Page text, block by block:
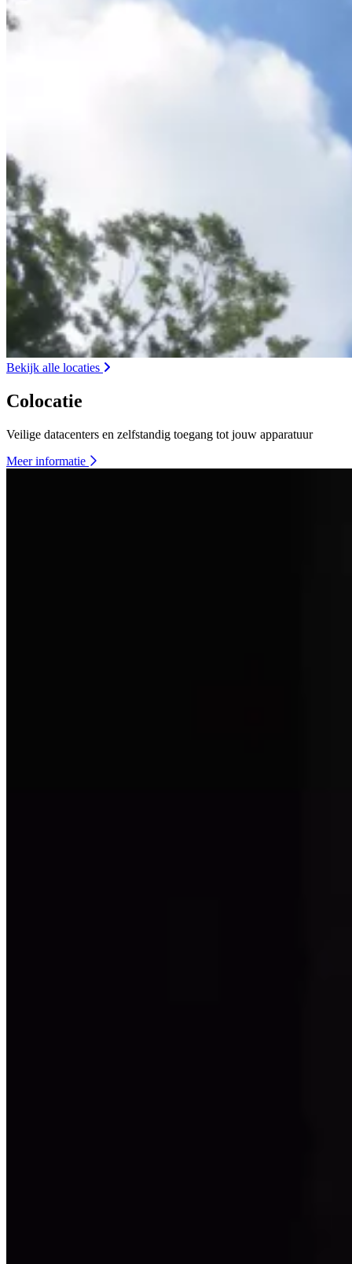
Bekijk alle locaties
Colocatie
Veilige datacenters en zelfstandig toegang tot jouw apparatuur
Meer informatie